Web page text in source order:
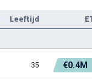
Leeftijd
35 €0.4M